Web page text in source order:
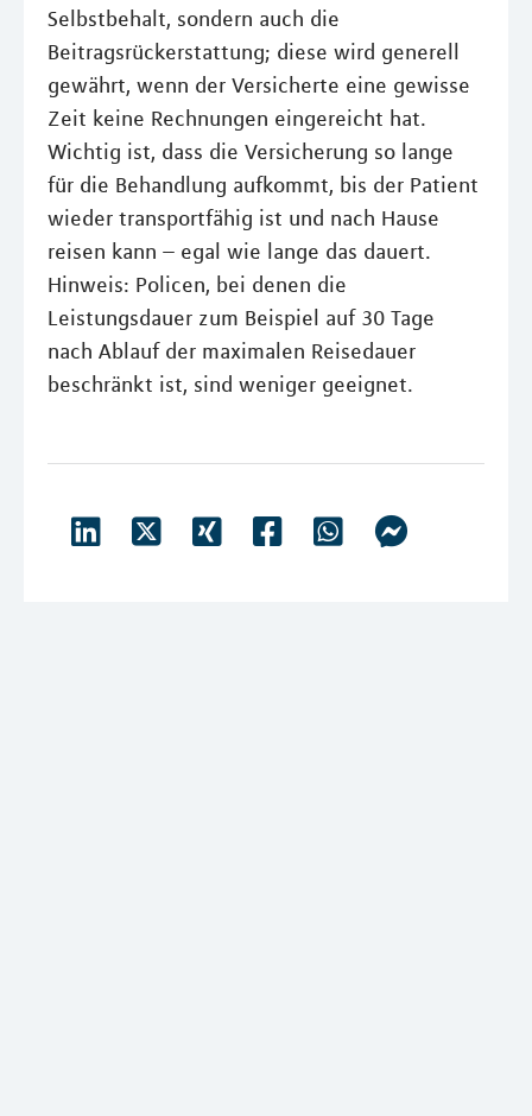
Selbstbehalt, sondern auch die
Beitragsrückerstattung; diese wird generell
gewährt, wenn der Versicherte eine gewisse
Zeit keine Rechnungen eingereicht hat.
Wichtig ist, dass die Versicherung so lange
für die Behandlung aufkommt, bis der Patient
wieder transportfähig ist und nach Hause
reisen kann – egal wie lange das dauert.
Hinweis: Policen, bei denen die
Leistungsdauer zum Beispiel auf 30 Tage
nach Ablauf der maximalen Reisedauer
beschränkt ist, sind weniger geeignet.